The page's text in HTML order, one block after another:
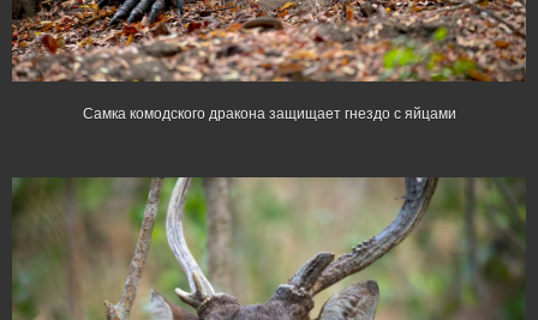
Самка комодского дракона защищает гнездо с яйцами